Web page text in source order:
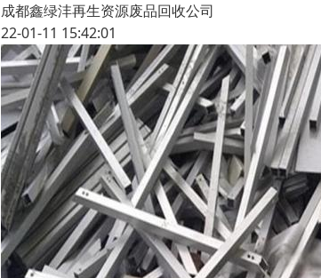
成都鑫绿沣再生资源废品回收公司
22-01-11 15:42:01